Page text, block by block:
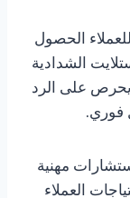
الحصول
الشدادية
على الرد
فوري.
مهنية
العملاء